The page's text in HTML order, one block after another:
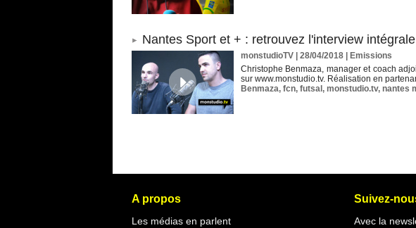
Nantes Sport et + : retrouvez l'interview
monstudioTV | 28/04/2018
Emissions
Christophe Benmaza, manager et coach
sur www.monstudio.tv. Réalisation en
Benmaza, fcn, futsal , monstudio.tv, nantes
A propos
Les médias en parlent
Suivez-
Avec la